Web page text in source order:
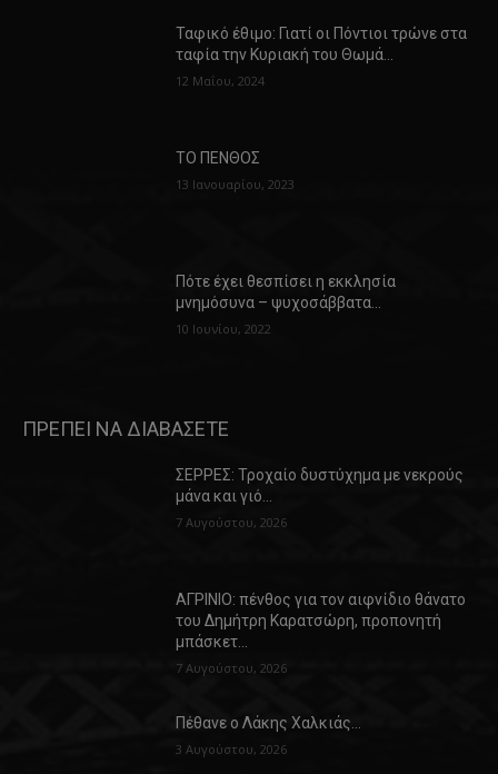
Ταφικό έθιμο: Γιατί οι Πόντιοι τρώνε στα
ταφία την Κυριακή του Θωμά…
12 Μαΐου, 2024
ΤΟ ΠΕΝΘΟΣ
13 Ιανουαρίου, 2023
Πότε έχει θεσπίσει η εκκλησία
μνημόσυνα – ψυχοσάββατα…
10 Ιουνίου, 2022
ΠΡΕΠΕΙ ΝΑ ΔΙΑΒΑΣΕΤΕ
ΣΕΡΡΕΣ: Τροχαίο δυστύχημα με νεκρούς
μάνα και γιό…
7 Αυγούστου, 2026
ΑΓΡΙΝΙΟ: πένθος για τον αιφνίδιο θάνατο
του Δημήτρη Καρατσώρη, προπονητή
μπάσκετ…
7 Αυγούστου, 2026
Πέθανε ο Λάκης Χαλκιάς…
3 Αυγούστου, 2026